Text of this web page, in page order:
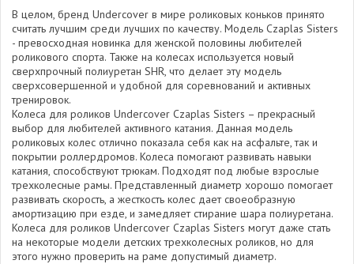
В целом, бренд Undercover в мире роликовых коньков принято
считать лучшим среди лучших по качеству. Модель Czaplas Sisters
- превосходная новинка для женской половины любителей
роликового спорта. Также на колесах используется новый
сверхпрочный полиуретан SHR, что делает эту модель
сверхсовершенной и удобной для соревнований и активных
тренировок.
Колеса для роликов Undercover Czaplas Sisters – прекрасный
выбор для любителей активного катания. Данная модель
роликовых колес отлично показала себя как на асфальте, так и
покрытии роллердромов. Колеса помогают развивать навыки
катания, способствуют трюкам. Подходят под любые взрослые
трехколесные рамы. Представленный диаметр хорошо помогает
развивать скорость, а жесткость колес дает своеобразную
амортизацию при езде, и замедляет стирание шара полиуретана.
Колеса для роликов Undercover Czaplas Sisters могут даже стать
на некоторые модели детских трехколесных роликов, но для
этого нужно проверить на раме допустимый диаметр.